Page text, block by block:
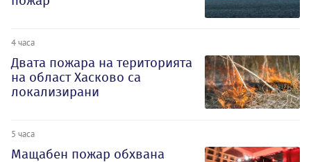
4 часа
Двата пожара на територията
на област Хасково са
локализирани
5 часа
Мащабен пожар обхвана